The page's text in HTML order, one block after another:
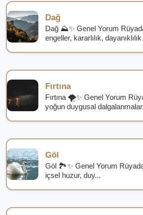
Dağ
Dağ ⛰️✨ Genel Yorum
engeller, kararlılık,
Fırtına
Fırtına 🌪️✨ Genel Yorum
yoğun duygusal
Göl
Göl 🏞️✨ Genel Yorum
içsel huzur, duy...